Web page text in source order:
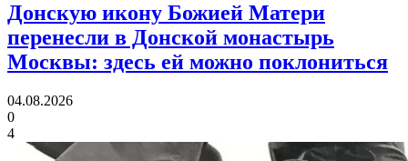
Донскую икону Божией Матери
перенесли в Донской монастырь
Москвы: здесь ей можно поклониться
04.08.2026
0
4